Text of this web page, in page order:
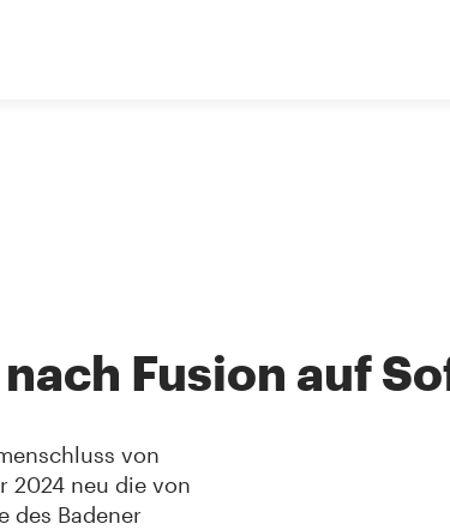
Fusion auf
von
2024 neu die von
des Badener